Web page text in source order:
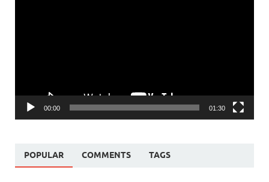
00:00 01:30
POPULAR COMMENTS TAGS